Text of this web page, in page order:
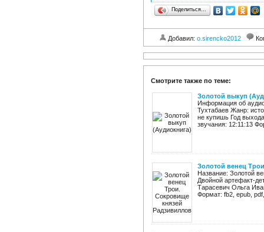
Поделиться…
Добавил: o.sirencko2012
Смотрите также по теме:
Золотой выкуп
Информация об
Тухтабаев Жанр:
не купишь Год
звучания: 12:11:13
Золотой венец
Название: Золотой
Двойной артефакт-
Тарасевич Ольга
Формат: fb2, epub,